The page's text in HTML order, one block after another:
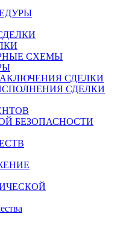
СХЕМЫ
СДЕЛКИ
СДЕЛКИ
БЕЗОПАСНОСТИ